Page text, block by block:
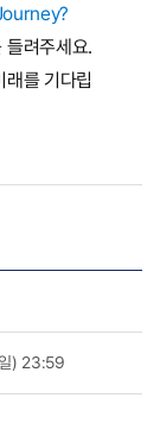
들려주세요.
래를 기다립
) 23:59